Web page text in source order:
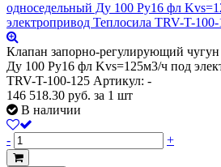
Клапан запорно-регулирующий
Ду 100 Ру16 фл Kvs=125м3/ч под
TRV-T-100-125 Артикул: -
146 518.30 руб. за 1 шт
В наличии
- +